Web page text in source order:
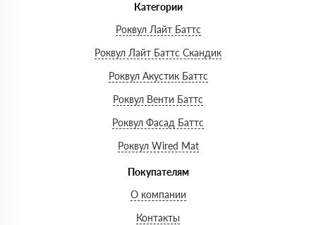
Категории
Роквул Лайт Баттс
Роквул Лайт Баттс Скандик
Роквул Акустик Баттс
Роквул Венти Баттс
Роквул Фасад Баттс
Роквул Wired Mat
Покупателям
О компании
Контакты